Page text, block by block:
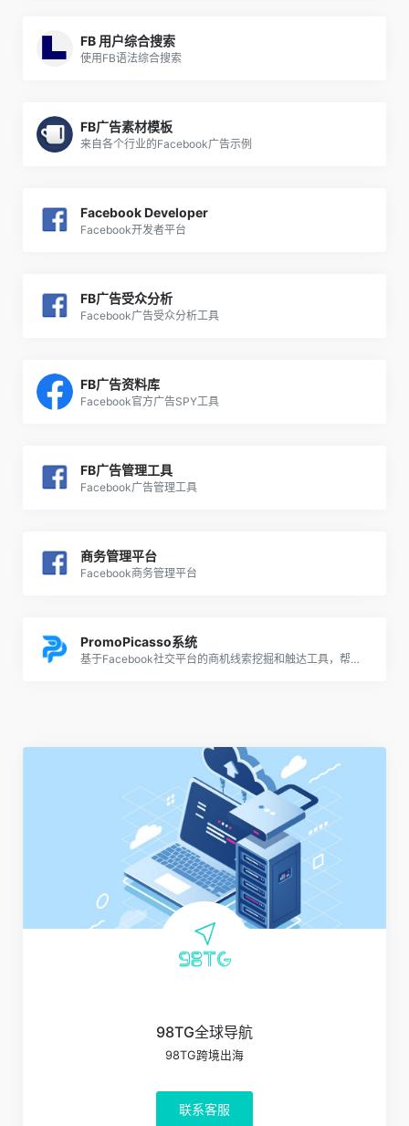
FB 用户综合搜索
使用FB语法综合搜索
FB广告素材模板
来自各个行业的Facebook广告示例
Facebook Developer
Facebook开发者平台
FB广告受众分析
Facebook广告受众分析工具
FB广告资料库
Facebook官方广告SPY工具
FB广告管理工具
Facebook广告管理工具
商务管理平台
Facebook商务管理平台
PromoPicasso系统
基于Facebook社交平台的商机线索挖掘和触达工具，帮助您的品牌以最低的成本投入、获得更高的推广效率
98TG全球导航
98TG跨境出海
联系客服